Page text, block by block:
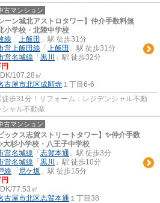
古マンション
ーン城北アストロタワー】仲介手数料無
小学校・北陵中学校
線 「 上飯田 」駅 徒歩31分
営上飯田線 「 上飯田 」駅 徒歩31分
営名城線 「 黒川
」駅 徒歩32分
107.28㎡
古屋市北区成願寺 １丁目6-6
歩31分！リフォーム：レジデンシャル不動
ャル不動産
古マンション
ックス志賀ストリートタワー】✨️仲介手数
大杉小学校・八王子中学校
営名城線 「 志賀本通 」駅 徒歩3分
営名城線 「 黒川
」駅 徒歩10分
線 「 尼ケ坂 」駅 徒歩15分
77.53㎡
古屋市北区志賀本通 １丁目38